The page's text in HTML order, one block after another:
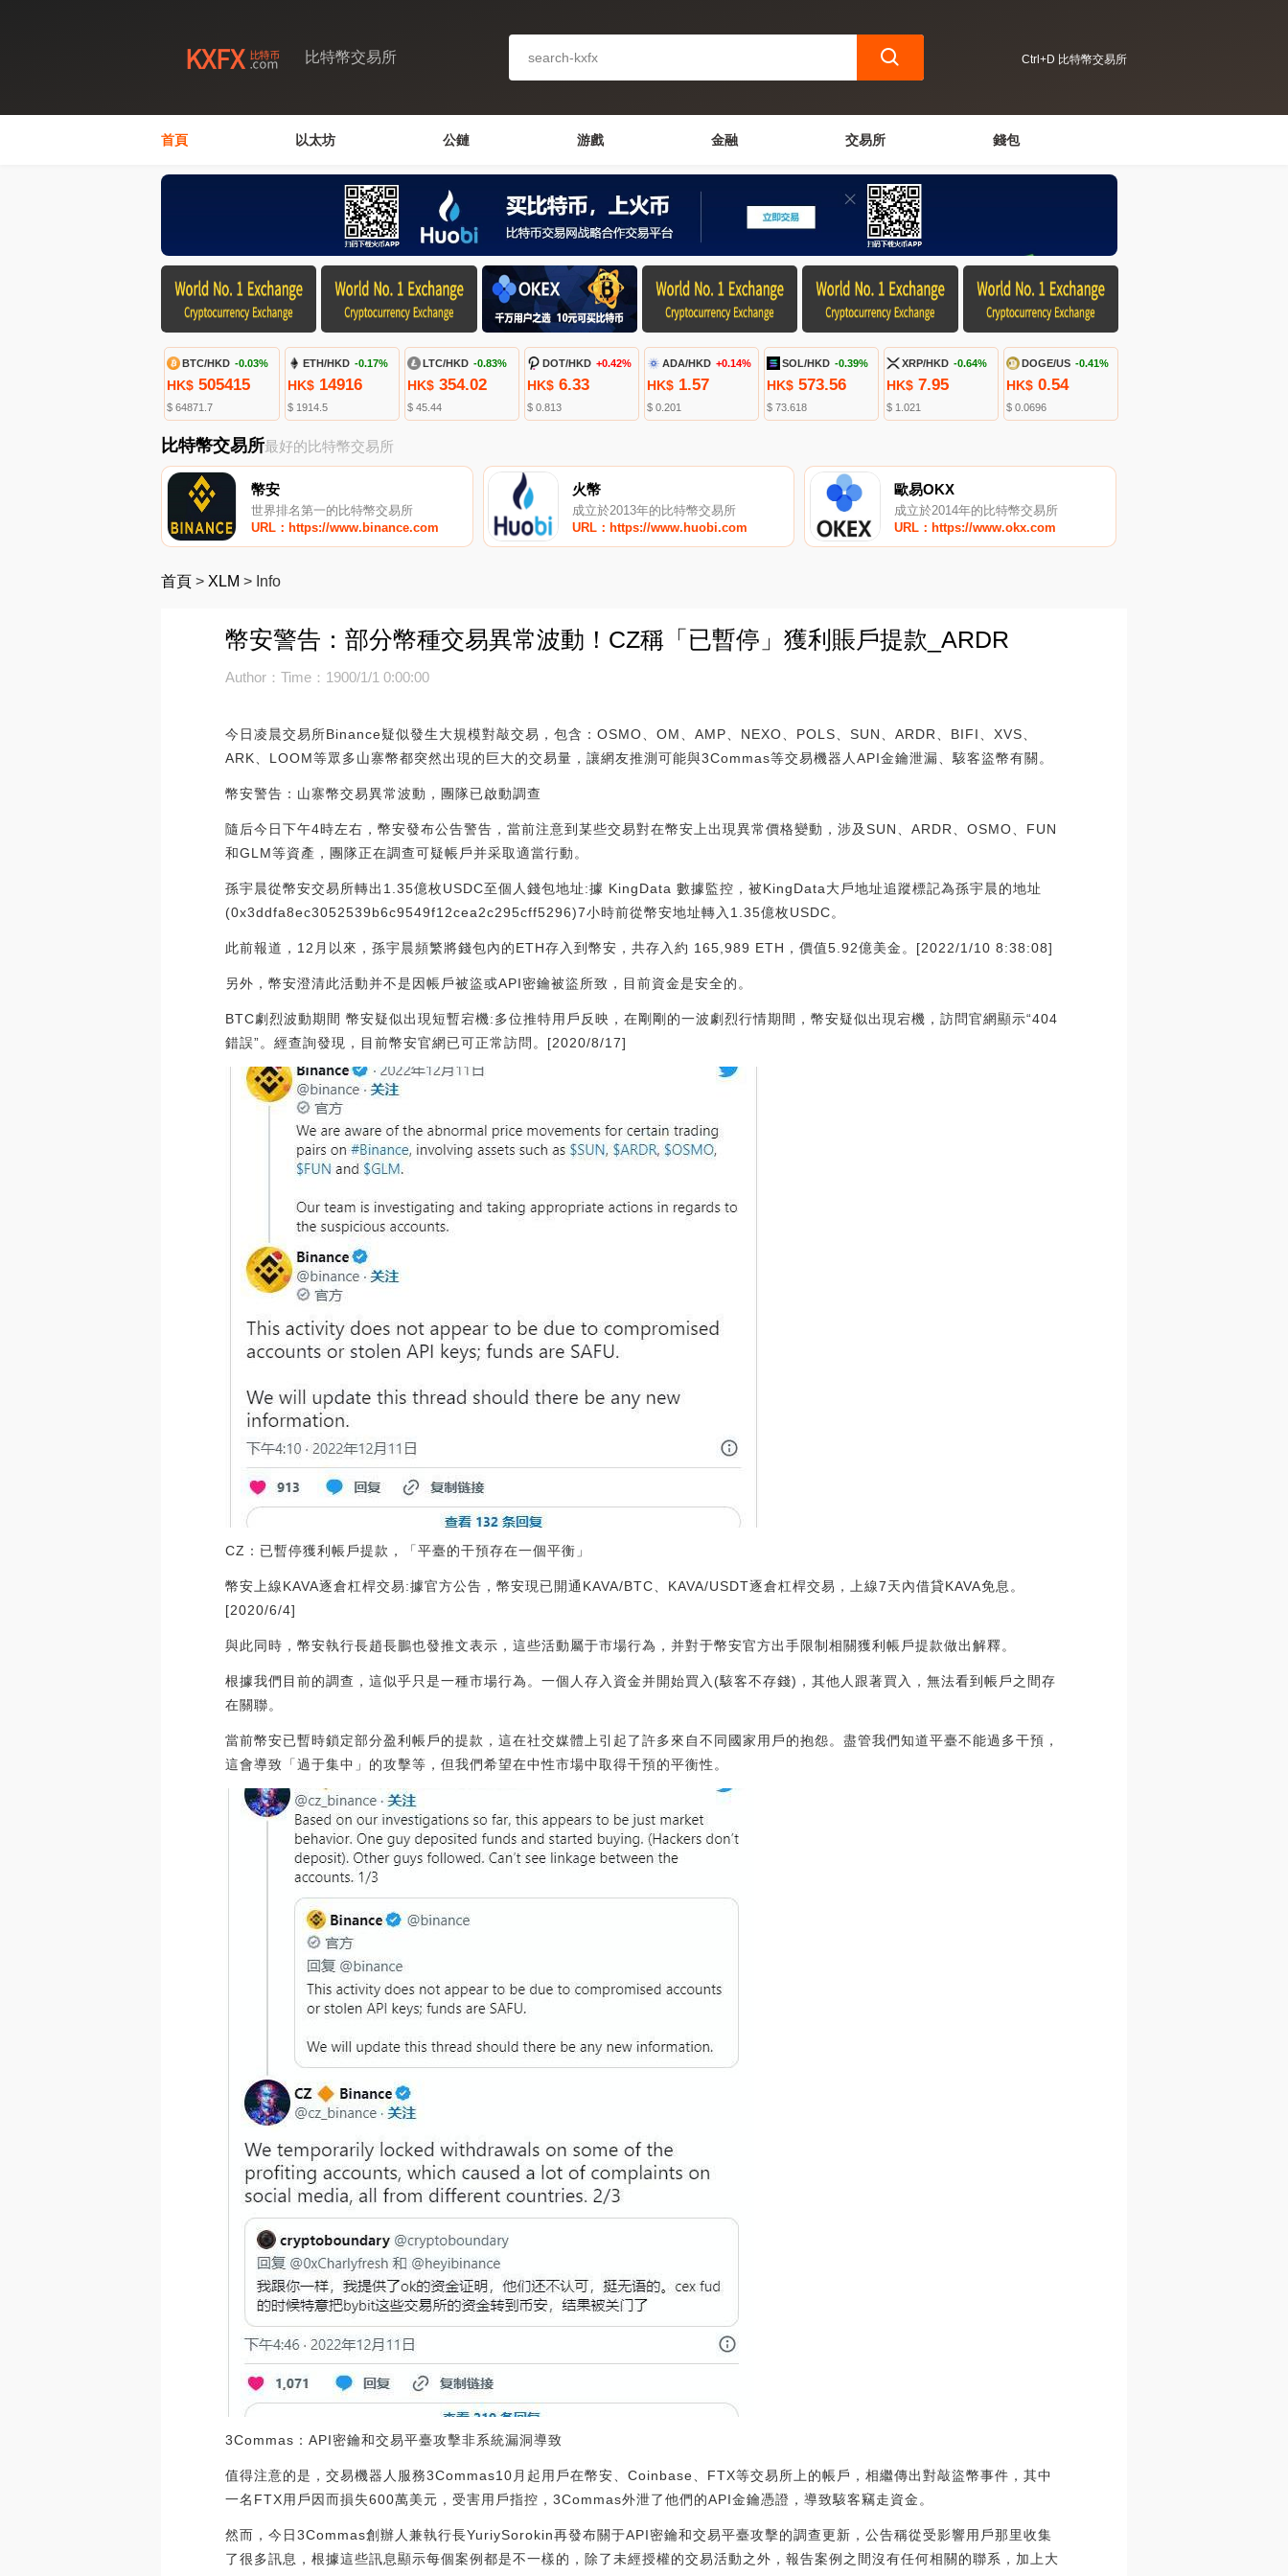
比特幣交易所 Ctrl+D 比特幣交易所
首頁 以太坊 公鏈 游戲 金融 交易所 錢包
BTC/HKD -0.03%
HK$ 505415
$ 64871.7
ETH/HKD -0.17%
HK$14916
$ 1914.5
LTC/HKD -0.83%
HK$354.02
$ 45.44
DOT/HKD +0.42%
HK$6.33
$ 0.813
ADA/HKD +0.14%
HK$1.57
$ 0.201
SOL/HKD -0.39%
HK$ 573.56
$ 73.618
XRP/HKD -0.64%
HK$ 7.95
$ 1.021
DOGE/US -0.41%
HK$ 0.54
$ 0.0696
比特幣交易所最好的比特幣交易所
幣安
世界排名第一的比特幣交易所
URL：https://www.binance.com
火幣
成立於2013年的比特幣交易所
URL：https://www.huobi.com
歐易OKX
成立於2014年的比特幣交易所
URL：https://www.okx.com
首頁 > XLM > Info
幣安警告：部分幣種交易異常波動！CZ稱「已暫停」獲利賬戶提款_ARDR
Author：Time：1900/1/1 0:00:00
今日凌晨交易所Binance疑似發生大規模對敲交易，包含：OSMO、OM、AMP、NEXO、POLS、SUN、ARDR、BIFI、XVS、
ARK、LOOM等眾多山寨幣都突然出現的巨大的交易量，讓網友推測可能與3Commas等交易機器人API金鑰泄漏、駭客盜幣有關。
幣安警告：山寨幣交易異常波動，團隊已啟動調查
隨后今日下午4時左右，幣安發布公告警告，當前注意到某些交易對在幣安上出現異常價格變動，涉及SUN、ARDR、OSMO、FUN
和GLM等資產，團隊正在調查可疑帳戶并采取適當行動。
孫宇晨從幣安交易所轉出1.35億枚USDC至個人錢包地址:據 KingData 數據監控，被KingData大戶地址追蹤標記為孫宇晨的地址
(0x3ddfa8ec3052539b6c9549f12cea2c295cff5296)7小時前從幣安地址轉入1.35億枚USDC。
此前報道，12月以來，孫宇晨頻繁將錢包內的ETH存入到幣安，共存入約 165,989 ETH，價值5.92億美金。[2022/1/10 8:38:08]
另外，幣安澄清此活動并不是因帳戶被盜或API密鑰被盜所致，目前資金是安全的。
BTC劇烈波動期間 幣安疑似出現短暫宕機:多位推特用戶反映，在剛剛的一波劇烈行情期間，幣安疑似出現宕機，訪問官網顯示“404
錯誤”。經查詢發現，目前幣安官網已可正常訪問。[2020/8/17]
CZ：已暫停獲利帳戶提款，「平臺的干預存在一個平衡」
幣安上線KAVA逐倉杠桿交易:據官方公告，幣安現已開通KAVA/BTC、KAVA/USDT逐倉杠桿交易，上線7天內借貸KAVA免息。
[2020/6/4]
與此同時，幣安執行長趙長鵬也發推文表示，這些活動屬于市場行為，并對于幣安官方出手限制相關獲利帳戶提款做出解釋。
根據我們目前的調查，這似乎只是一種市場行為。一個人存入資金并開始買入(駭客不存錢)，其他人跟著買入，無法看到帳戶之間存
在關聯。
當前幣安已暫時鎖定部分盈利帳戶的提款，這在社交媒體上引起了許多來自不同國家用戶的抱怨。盡管我們知道平臺不能過多干預，
這會導致「過于集中」的攻擊等，但我們希望在中性市場中取得干預的平衡性。
3Commas：API密鑰和交易平臺攻擊非系統漏洞導致
值得注意的是，交易機器人服務3Commas10月起用戶在幣安、Coinbase、FTX等交易所上的帳戶，相繼傳出對敲盜幣事件，其中
一名FTX用戶因而損失600萬美元，受害用戶指控，3Commas外泄了他們的API金鑰憑證，導致駭客竊走資金。
然而，今日3Commas創辦人兼執行長YuriySorokin再發布關于API密鑰和交易平臺攻擊的調查更新，公告稱從受影響用戶那里收集
了很多訊息，根據這些訊息顯示每個案例都是不一樣的，除了未經授權的交易活動之外，報告案例之間沒有任何相關的聯系，加上大